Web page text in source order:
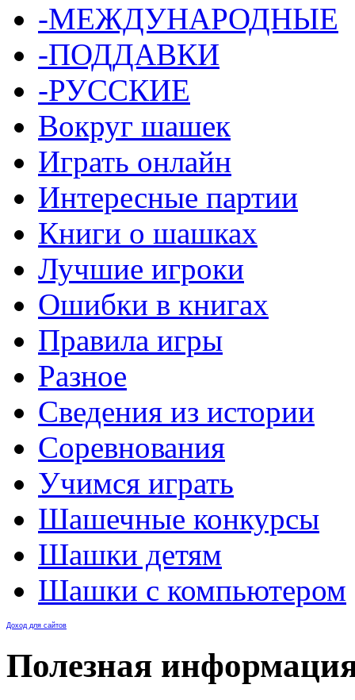
-МЕЖДУНАРОДНЫЕ
-ПОДДАВКИ
-РУССКИЕ
Вокруг шашек
Играть онлайн
Интересные партии
Книги о шашках
Лучшие игроки
Ошибки в книгах
Правила игры
Разное
Сведения из истории
Соревнования
Учимся играть
Шашечные конкурсы
Шашки детям
Шашки с компьютером
Доход для сайтов
Полезная